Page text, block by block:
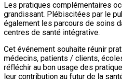
Les pratiques complémentaires
grandissant. Plébiscitées par le
également les parcours de soins
centres de santé intégrative.
Cet événement souhaite réunir
médecins, patients / clients,
réfléchir au bon usage des
leur contribution au futur de la